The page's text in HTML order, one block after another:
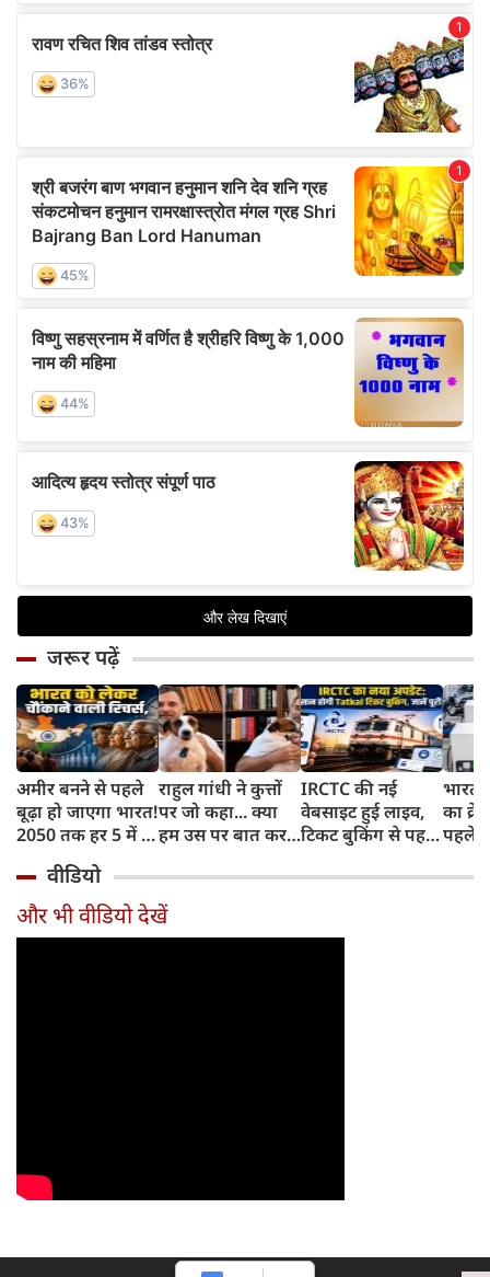
जरूर पढ़ें
अमीर बनने से पहले
बूढ़ा हो जाएगा भारत!
2050 तक हर 5 में 1
साल से ज्यादा उम्र का
राहुल गांधी ने कुत्तों
पर जो कहा... क्या
हम उस पर बात कर
IRCTC की नई
वेबसाइट हुई लाइव,
टिकट बुकिंग से पहले
काम, जानें पूरा
भारत
का
पहले
और
वीडियो
और भी वीडियो देखें